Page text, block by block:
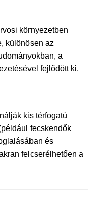
környezetben
különösen az
a
fejlődött ki.
kis térfogatú
fecskendők
és
felcserélhetően a